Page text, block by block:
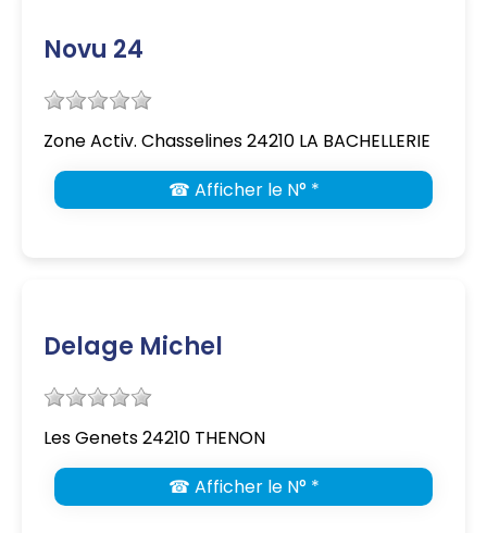
Novu 24
Zone Activ. Chasselines 24210 LA BACHELLERIE
☎ Afficher le N° *
Delage Michel
Les Genets 24210 THENON
☎ Afficher le N° *